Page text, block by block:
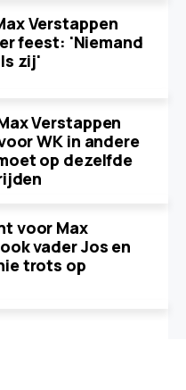
Verstappen
feest: 'Niemand
zij'
Verstappen
WK in andere
op dezelfde
voor Max
vader Jos en
trots op